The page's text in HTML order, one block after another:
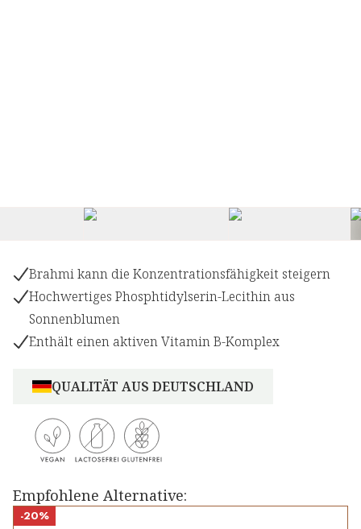
Brahmi kann die Konzentrationsfähigkeit steigern
Hochwertiges Phosphtidylserin-Lecithin aus
Sonnenblumen
Enthält einen aktiven Vitamin B-Komplex
QUALITÄT AUS DEUTSCHLAND
Empfohlene Alternative:
-20%